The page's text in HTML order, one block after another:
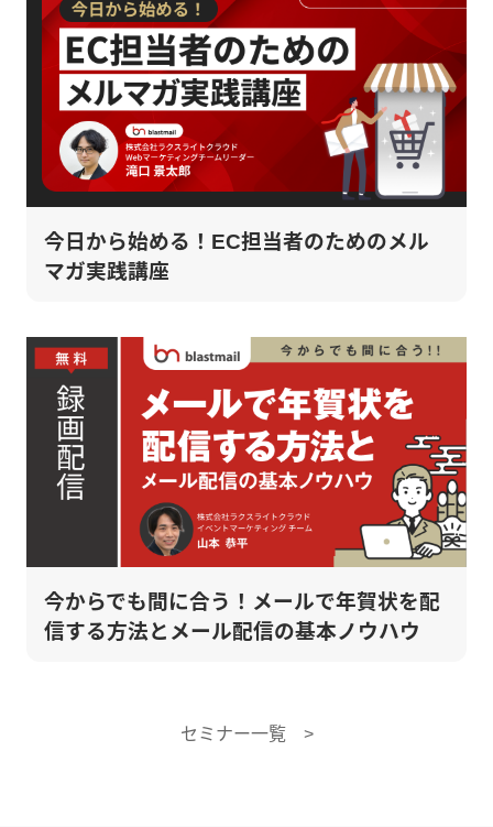
今日から始める！EC担当者のためのメル
マガ実践講座
今からでも間に合う！メールで年賀状を配
信する方法とメール配信の基本ノウハウ
セミナー一覧 >